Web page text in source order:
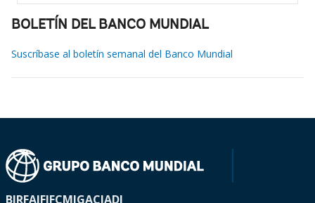
BOLETÍN DEL BANCO MUNDIAL
Suscríbase al boletín semanal del Banco Mundial
BIRFAIFIFCMIGACIADI